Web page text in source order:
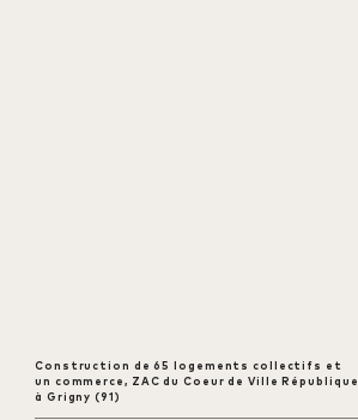
Construction de 65 logements collectifs et
un commerce, ZAC du Coeur de Ville République
à Grigny (91)